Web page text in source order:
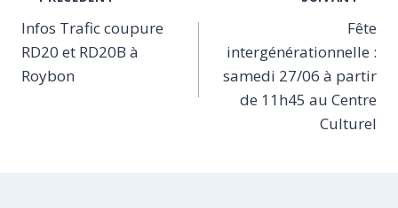
de
l’article
Infos Trafic coupure
RD20 et RD20B à
Roybon
Fête
intergénérationnelle :
samedi 27/06 à partir
de 11h45 au Centre
Culturel